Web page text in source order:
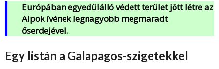
Európában egyedülálló védett terület jött létre az
Alpok ívének legnagyobb megmaradt
őserdejével.
Egy listán a Galapagos-szigetekkel